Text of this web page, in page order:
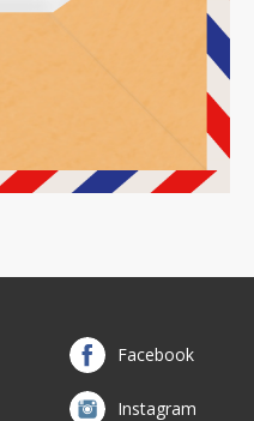
Facebook
Instagram